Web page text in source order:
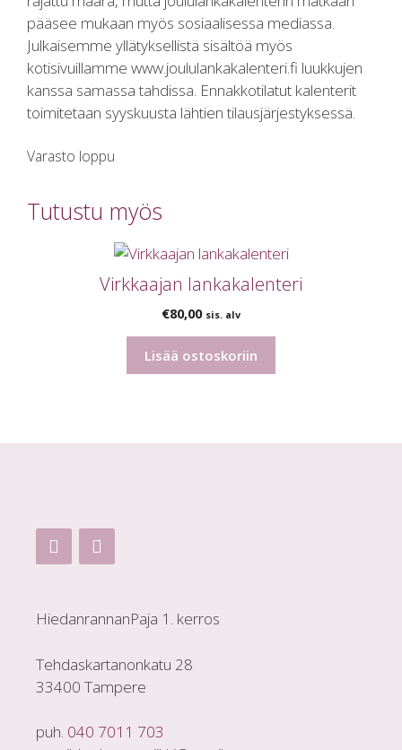
pääsee mukaan myös sosiaalisessa mediassa.
Julkaisemme yllätyksellistä sisältöä myös
kotisivuillamme www.joululankakalenteri.fi luukkujen
kanssa samassa tahdissa. Ennakkotilatut kalenterit
toimitetaan syyskuusta lähtien tilausjärjestyksessä.
Varasto loppu
Tutustu myös
Virkkaajan lankakalenteri
€80,00 sis. alv
Lisää ostoskoriin
HiedanrannanPaja 1. kerros
Tehdaskartanonkatu 28
33400 Tampere
puh. 040 7011 703